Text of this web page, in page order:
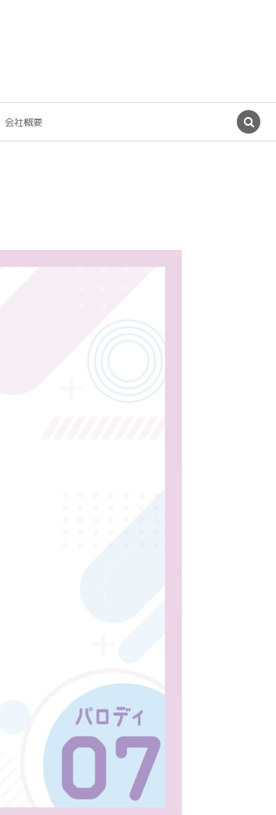
会社概要